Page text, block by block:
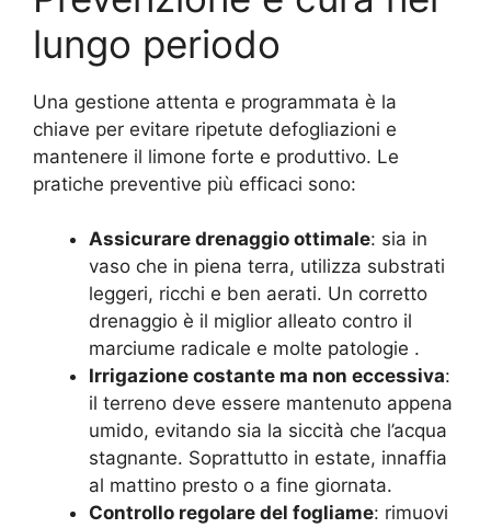
lungo periodo
Una gestione attenta e programmata è la
chiave per evitare ripetute defogliazioni e
mantenere il limone forte e produttivo. Le
pratiche preventive più efficaci sono:
Assicurare drenaggio ottimale: sia in
vaso che in piena terra, utilizza substrati
leggeri, ricchi e ben aerati. Un corretto
drenaggio è il miglior alleato contro il
marciume radicale e molte patologie .
Irrigazione costante ma non eccessiva:
il terreno deve essere mantenuto appena
umido, evitando sia la siccità che l’acqua
stagnante. Soprattutto in estate, innaffia
al mattino presto o a fine giornata.
Controllo regolare del fogliame: rimuovi